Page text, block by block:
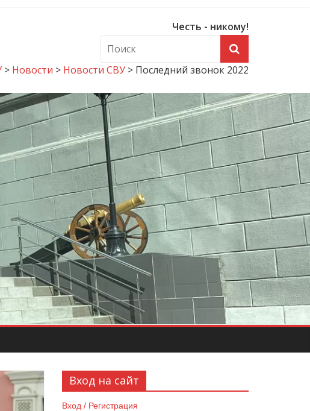
Честь - никому!
> Новости > Новости СВУ > Последний звонок 2022
Вход на сайт
Вход / Регистрация